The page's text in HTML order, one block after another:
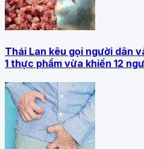
Thái Lan kêu gọi người dân
1 thực phẩm vừa khiến 12